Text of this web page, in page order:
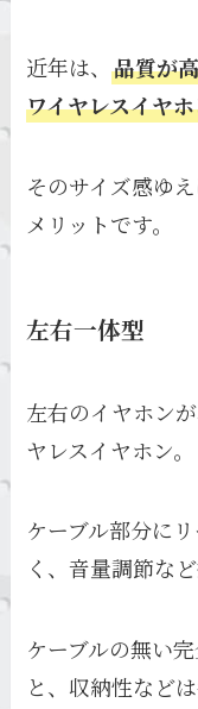
近年は、品質が
ワイヤレスイヤ
そのサイズ感ゆ
メリットです。
左右一体型
左右のイヤホン
ヤレスイヤホン。
ケーブル部分に
く、音量調節な
ケーブルの無い
と、収納性など